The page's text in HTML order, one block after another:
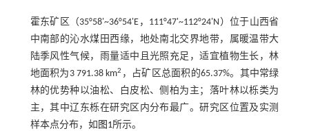
霍东矿区（35°58'~36°54'E，111°47'~112°24'N）位于山西省
中南部的沁水煤田西缘，地处南北交界地带，属暖温带大
陆季风性气候，雨量适中且光照充足，适宜植物生长，林
地面积为3 791.38 km2 ，占矿区总面积的65.37%。其中常绿
林的优势种以油松、白皮松、侧柏为主；落叶林以栎类为
主，其中辽东栎在研究区内分布最广。研究区位置及实测
样本点分布，如 图1所示。